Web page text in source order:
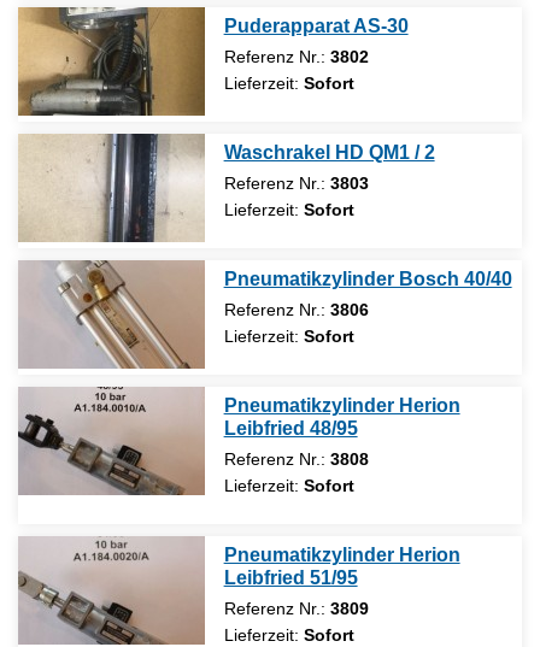
Puderapparat AS-30
Referenz Nr.: 3802
Lieferzeit: Sofort
Waschrakel HD QM1 / 2
Referenz Nr.: 3803
Lieferzeit: Sofort
Pneumatikzylinder Bosch 40/40
Referenz Nr.: 3806
Lieferzeit: Sofort
Pneumatikzylinder Herion
Leibfried 48/95
Referenz Nr.: 3808
Lieferzeit: Sofort
Pneumatikzylinder Herion
Leibfried 51/95
Referenz Nr.: 3809
Lieferzeit: Sofort